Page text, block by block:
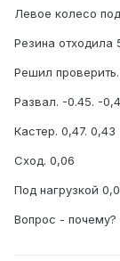
Левое колесо
Резина отходила
Решил
Развал. -0.45. -
Кастер. 0,47. 0,43
Сход. 0,06
Под нагрузкой
Вопрос - почему?